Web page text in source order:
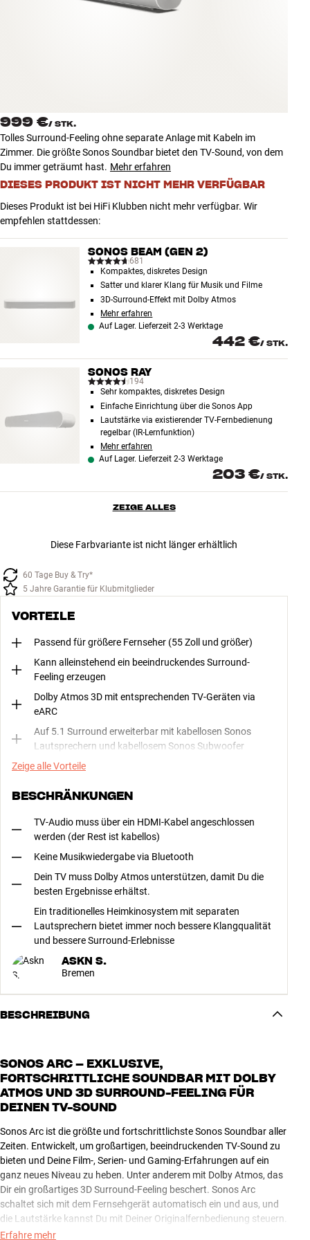
NEUHEITEN
ANGEBOTE
Store Finden
Kundendienst
Anmelden
999 €/ STK.
Tolles Surround-Feeling ohne separate Anlage mit Kabeln im
Zimmer. Die größte Sonos Soundbar bietet den TV-Sound, von dem
Du immer geträumt hast. Mehr erfahren
DIESES PRODUKT IST NICHT MEHR VERFÜGBAR
Dieses Produkt ist bei HiFi Klubben nicht mehr verfügbar. Wir
empfehlen stattdessen:
SONOS BEAM (GEN 2)
681
Kompaktes, diskretes Design
Satter und klarer Klang für Musik und Filme
3D-Surround-Effekt mit Dolby Atmos
Mehr erfahren
Auf Lager. Lieferzeit 2-3 Werktage
442 €/ STK.
SONOS RAY
194
Sehr kompaktes, diskretes Design
Einfache Einrichtung über die Sonos App
Lautstärke via existierender TV-Fernbedienung
regelbar (IR-Lernfunktion)
Mehr erfahren
Auf Lager. Lieferzeit 2-3 Werktage
203 €/ STK.
ZEIGE ALLES
Diese Farbvariante ist nicht länger erhältlich
60 Tage Buy & Try*
5 Jahre Garantie für Klubmitglieder
VORTEILE
Passend für größere Fernseher (55 Zoll und größer)
Kann alleinstehend ein beeindruckendes Surround-
Feeling erzeugen
Dolby Atmos 3D mit entsprechenden TV-Geräten via
eARC
Auf 5.1 Surround erweiterbar mit kabellosen Sonos
Lautsprechern und kabellosem Sonos Subwoofer
Zeige alle Vorteile
BESCHRÄNKUNGEN
TV-Audio muss über ein HDMI-Kabel angeschlossen
werden (der Rest ist kabellos)
Keine Musikwiedergabe via Bluetooth
Dein TV muss Dolby Atmos unterstützen, damit Du die
besten Ergebnisse erhältst.
Ein traditionelles Heimkinosystem mit separaten
Lautsprechern bietet immer noch bessere Klangqualität
und bessere Surround-Erlebnisse
ASKN S.
Bremen
BESCHREIBUNG
SONOS ARC – EXKLUSIVE,
FORTSCHRITTLICHE SOUNDBAR MIT DOLBY
ATMOS UND 3D SURROUND-FEELING FÜR
DEINEN TV-SOUND
Sonos Arc ist die größte und fortschrittlichste Sonos Soundbar aller
Zeiten. Entwickelt, um großartigen, beeindruckenden TV-Sound zu
bieten und Deine Film-, Serien- und Gaming-Erfahrungen auf ein
ganz neues Niveau zu heben. Unter anderem mit Dolby Atmos, das
Dir ein großartiges 3D Surround-Feeling beschert. Sonos Arc
schaltet sich mit dem Fernsehgerät automatisch ein und aus, und
die Lautstärke kannst Du mit Deiner Originalfernbedienung steuern.
Die Sprachsteuerung mit eingebauten Mikrofonen rundet das tolle
Erfahre mehr